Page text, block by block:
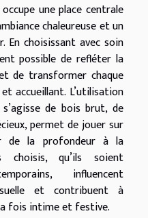
une place centrale
chaleureuse et un
En choisissant avec soin
possible de refléter la
de transformer chaque
accueillant. L’utilisation
de bois brut, de
permet de jouer sur
de la profondeur à la
choisis, qu’ils soient
influencent
et contribuent à
fois intime et festive.